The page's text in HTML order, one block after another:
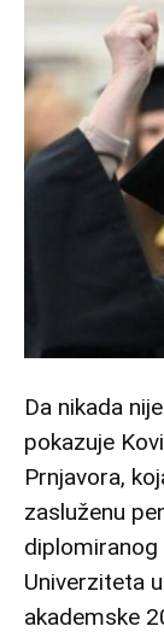
Da nikada
pokazuje
Prnjavora,
zasluženu
diplomiranog
Univerziteta
akademske